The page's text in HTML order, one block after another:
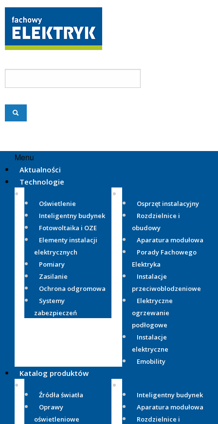
Menu
Aktualności
Technologie
Oświetlenie
Inteligentny budynek
Fotowoltaika i OZE
Elementy instalacji
elektrycznych
Pomiary
Zasilanie
Ochrona odgromowa
Systemy
zabezpieczeń
Osprzęt instalacyjny
Rozdzielnice i
obudowy
Aparatura modułowa
Porady Fachowego
Elektryka
Instalacje
przeciwoblodzeniowe
Elektryczne
ogrzewanie
podłogowe
Instalacje
elektryczne
Emobility
Katalog produktów
Źródła światła
Oprawy
oświetleniowe
Inteligentny budynek
Aparatura modułowa
Rozdzielnice i